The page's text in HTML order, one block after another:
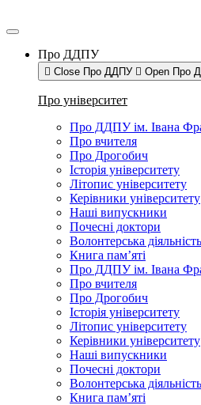
Про ДДПУ
Close Про ДДПУ Open Про
Про університет
Про ДДПУ ім. Івана
Про вчителя
Про Дрогобич
Історія університету
Літопис університету
Керівники університету
Наші випускники
Почесні доктори
Волонтерська діяльність
Книга пам’яті
Про ДДПУ ім. Івана
Про вчителя
Про Дрогобич
Історія університету
Літопис університету
Керівники університету
Наші випускники
Почесні доктори
Волонтерська діяльність
Книга пам’яті